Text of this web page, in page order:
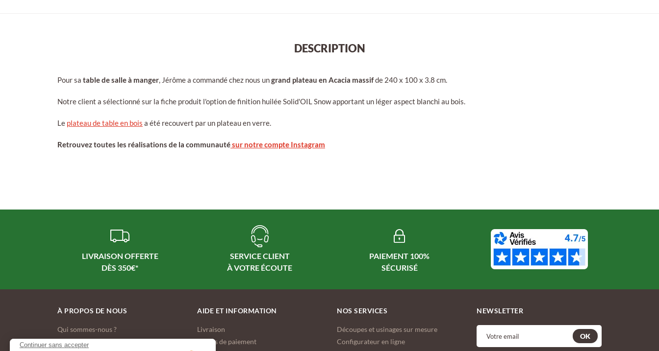
Continuer sans accepter
DESCRIPTION
Pour sa table de salle à manger, Jérôme a commandé chez nous ungrand plateau en Acacia massifde 240 x 100 x 3.8 cm.
Notre client a sélectionné sur la fiche produit l'option de finition huilée Solid'OIL Snow apportant un léger aspect blanchi au bois.
Le plateau de table en bois a été recouvert par un plateau en verre.
Retrouvez toutes les réalisations de la communautésur notre compte Instagram
LIVRAISON OFFERTE
SERVICE CLIENT
PAIEMENT 100%
SÉCURISÉ
À PROPOS DE NOUS
Qui sommes-nous ?
Nos engagements écologiques
AIDE ET INFORMATION
Livraison
Modes de paiement
NOS SERVICES
Découpes et usinages sur mesure
Configurateur en ligne
NEWSLETTER
OK